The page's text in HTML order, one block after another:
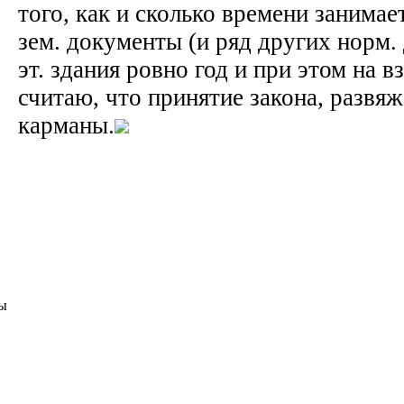
того, как и сколько времени
зем. документы (и ряд других норм.
эт. здания ровно год и при этом на
считаю, что принятие закона,
карманы.